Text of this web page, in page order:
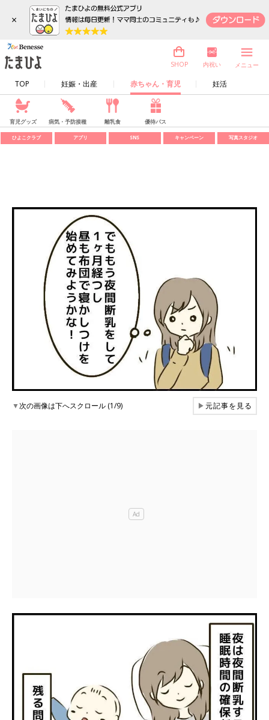
×
TOP 妊娠・出産 赤ちゃん・育児 妊活
SHOP 内祝い メニュー
育児グッズ 病気・予防接種 離乳食 優待パス
ひよこクラブ アプリ SNS キャンペーン 写真スタジオ
▼次の画像は下へスクロール (1/9) ▶元記事を見る